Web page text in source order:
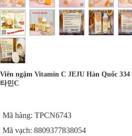
Viên ngậm Vitamin C JEJU Hàn Quốc 334
타민C
Mã hàng: TPCN6743
Mã vạch: 8809377838054